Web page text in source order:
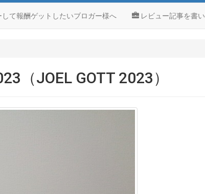
て報酬ゲットしたいブロガー様へ レビュー記事を書
JOEL GOTT 2023）